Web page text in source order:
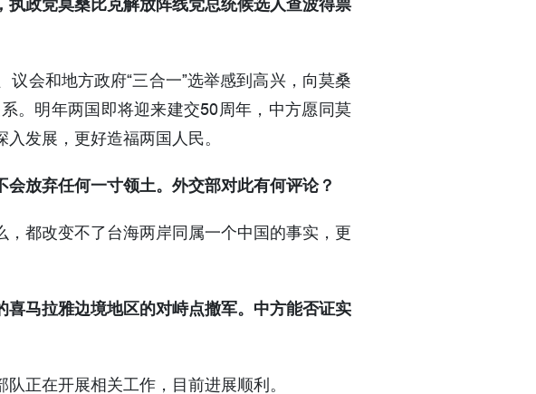
政党莫桑比克解放阵线党总统候选人查波得票
会和地方政府“三合一”选举感到高兴，向莫桑
。明年两国即将迎来建交50周年，中方愿同莫
发展，更好造福两国人民。
放弃任何一寸领土。外交部对此有何评论？
都改变不了台海两岸同属一个中国的事实，更
马拉雅边境地区的对峙点撤军。中方能否证实
正在开展相关工作，目前进展顺利。